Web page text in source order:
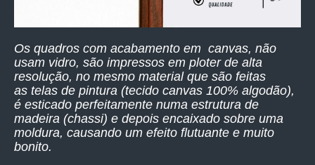
Os quadros com acabamento em canvas, não
usam vidro, são impressos em ploter de alta
resolução, no mesmo material que são feitas
as telas de pintura (tecido canvas 100% algodão),
é esticado perfeitamente numa estrutura de
madeira (chassi) e depois encaixado sobre uma
moldura, causando um efeito flutuante e muito
bonito.